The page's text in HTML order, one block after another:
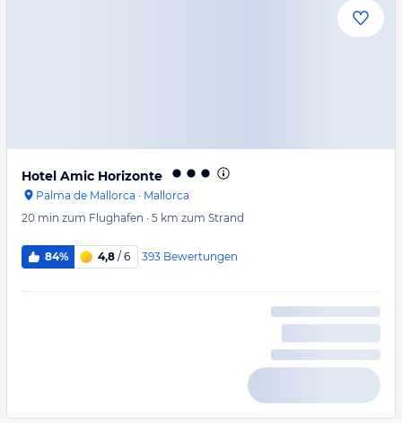
Hotel Amic Horizonte
Palma de Mallorca · Mallorca
20 min zum Flughafen · 5 km zum Strand
84% 4,8 / 6 393 Bewertungen